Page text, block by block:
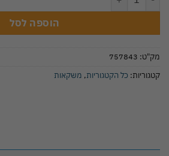
הוספה לסל
מק"ט: 757843
קטגוריות: כל הקטגוריות, משקאות